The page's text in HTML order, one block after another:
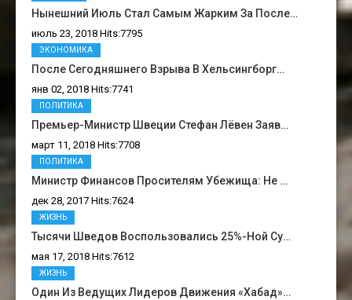
Нынешний Июль Стал Самым Жарким За После…
июль 23, 2018 Hits:7795
После Сегодняшнего Взрыва В Хельсингборг…
янв 02, 2018 Hits:7741
ЭКОНОМИКА
Премьер-Министр Швеции Стефан Лёвен Заяв…
март 11, 2018 Hits:7708
ПОЛИТИКА
Министр Финансов Просителям Убежища: Не …
дек 28, 2017 Hits:7624
ПОЛИТИКА
Тысячи Шведов Воспользовались 25%-Ной Су…
мая 17, 2018 Hits:7612
ЖИЗНЬ
Один Из Ведущих Лидеров Движения «Хабад»…
ЖИЗНЬ